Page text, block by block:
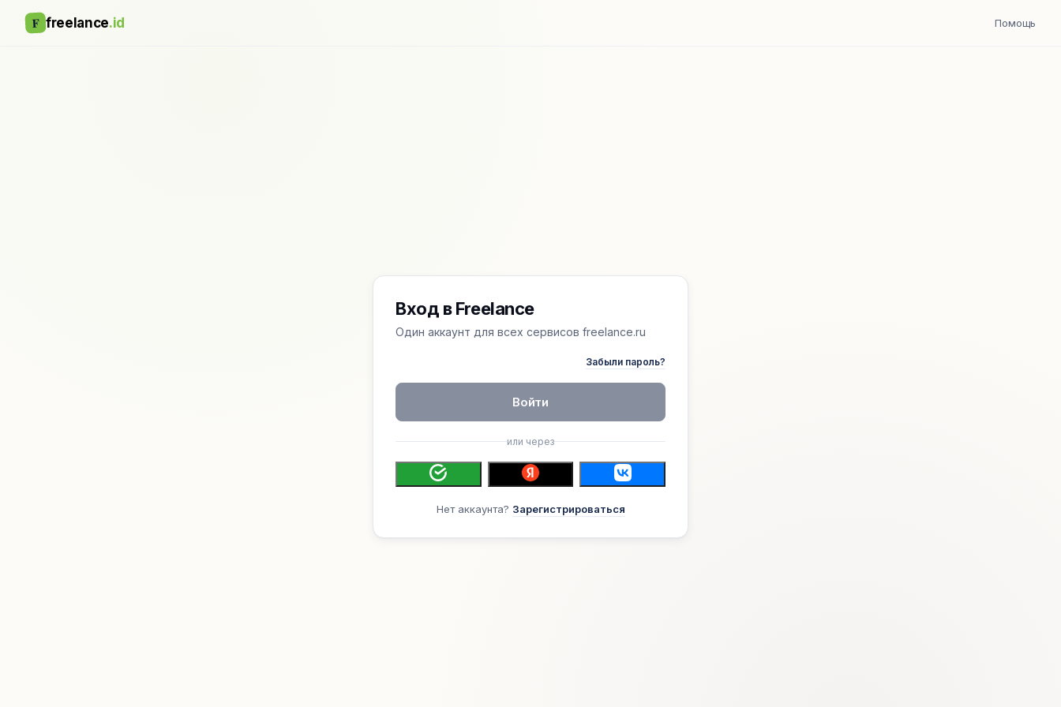
F freelance.id Помощь
Вход в Freelance
Один аккаунт для всех сервисов freelance.ru
Забыли пароль?
Войти
или через
Нет аккаунта? Зарегистрироваться